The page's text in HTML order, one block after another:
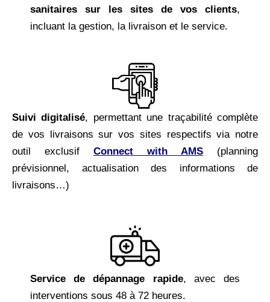
sanitaires sur les sites de vos clients,
incluant la gestion, la livraison et le service.
Suivi digitalisé, permettant une traçabilité complète
de vos livraisons sur vos sites respectifs via notre
outil exclusif Connect with AMS (planning
prévisionnel, actualisation des informations de
livraisons…)
Service de dépannage rapide, avec des
interventions sous 48 à 72 heures.